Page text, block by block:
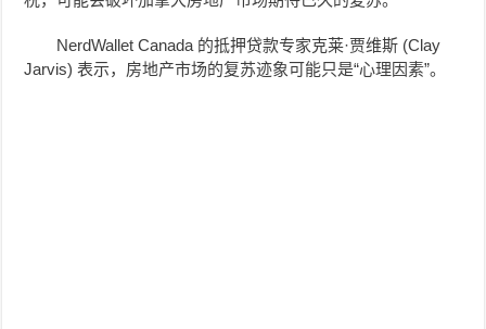
NerdWallet Canada 的抵押贷款专家克莱·贾维斯 (Clay
Jarvis) 表示，房地产市场的复苏迹象可能只是“心理因素”。